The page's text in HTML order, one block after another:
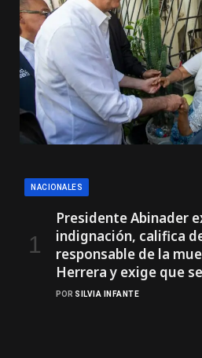
NACIONALES
Presidente Abinader
indignación, califica
responsable de la
Herrera y exige que
POR SILVIA INFANTE